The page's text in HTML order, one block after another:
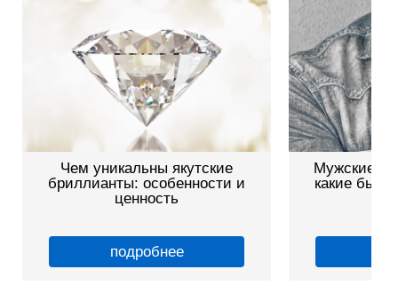
Чем уникальны якутские
бриллианты: особенности и
ценность
подробнее
Мужские
какие